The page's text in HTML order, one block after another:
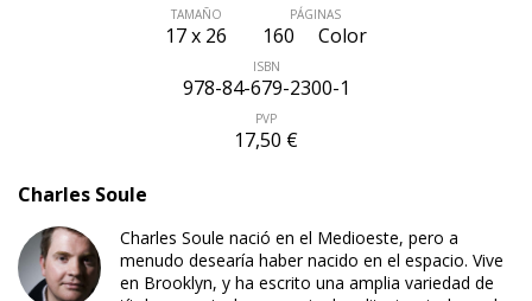
TAMAÑO
17 x 26
PÁGINAS
160 Color
ISBN
978-84-679-2300-1
PVP
17,50 €
Charles Soule
Charles Soule nació en el Medioeste, pero a
menudo desearía haber nacido en el espacio. Vive
en Brooklyn, y ha escrito una amplia variedad de